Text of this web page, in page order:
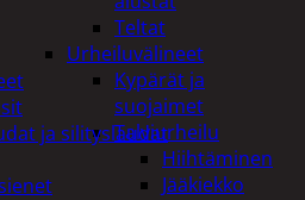
Teltat
Urheiluvälineet
Kypärät ja
suojaimet
Talviurheilu
Hiihtäminen
Jääkiekko
ja silityslaudat